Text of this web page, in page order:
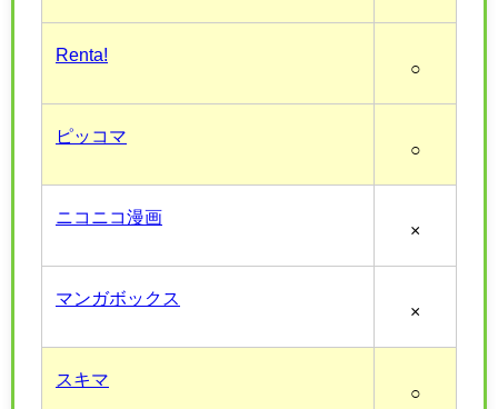
Renta!
○
ピッコマ
○
ニコニコ漫画
×
マンガボックス
×
スキマ
○